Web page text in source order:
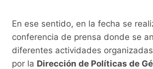
En ese sentido, en la fecha se
conferencia de prensa donde se
diferentes actividades
por la Dirección de Políticas de